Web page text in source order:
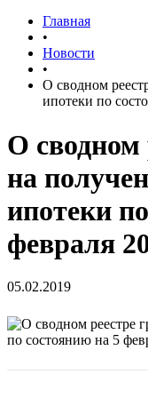
Главная
•
Новости
•
О сводном
ипотеки по
О сводном
на
ипотеки
февраля
05.02.2019